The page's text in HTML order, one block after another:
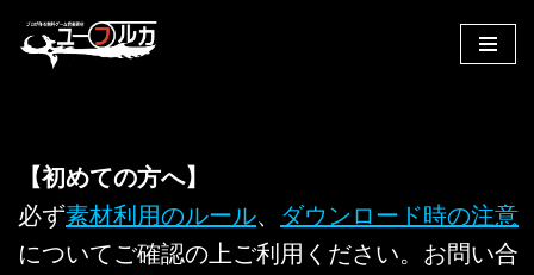
へ
キ
【初めての方へ】
必ず素材利用のルール、 ダウンロード時の注意
についてご確認の上ご利用ください。お問い合